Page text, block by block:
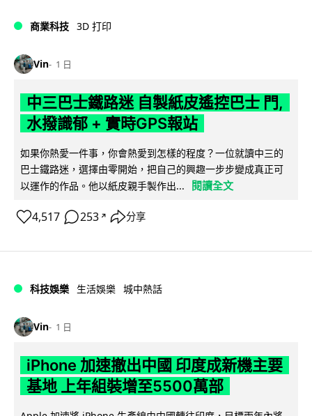
商業科技 3D 打印
Vin 1 日
中三巴士鐵路迷 自製紙皮遙控巴士 門,
水撥識郁 + 實時GPS報站
如果你熱愛一件事，你會熱愛到怎樣的程度？一位就讀中三的
巴士鐵路迷，選擇由零開始，把自己的興趣一步步變成真正可
以運作的作品。他以紙皮親手製作出...
閱讀全文
4,517 253 ↗ 分享
科技娛樂 生活娛樂 城中熱話
Vin 1 日
iPhone 加速撤出中國 印度成新機主要
基地 上年組裝增至5500萬部